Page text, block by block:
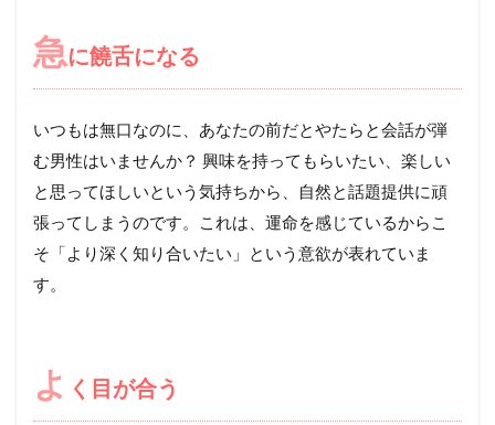
急に饒舌になる
いつもは無口なのに、あなたの前だとやたらと会話が弾
む男性はいませんか？ 興味を持ってもらいたい、楽しい
と思ってほしいという気持ちから、自然と話題提供に頑
張ってしまうのです。これは、運命を感じているからこ
そ「より深く知り合いたい」という意欲が表れていま
す。
よ く目が合う